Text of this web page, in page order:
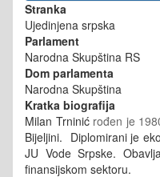
Stranka
Ujedinjena srpska
Parlament
Narodna Skupština RS
Dom parlamenta
Narodna Skupština
Kratka biografija
Milan Trninić rođen je
Bijeljini. Diplomirani je
JU Vode Srpske.
finansijskom sektoru.